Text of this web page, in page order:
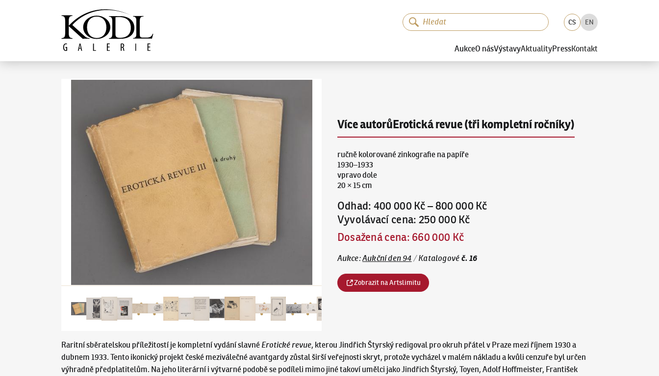
Galerie KODL
CS EN
AukceO násVýstavyAktualityPressKontakt
Více autorůErotická revue (tři kompletní ročníky)
ručně kolorované zinkografie na papíře
1930–1933
vpravo dole
20 × 15 cm
Odhad: 400 000 Kč– 800 000 Kč
Vyvolávací cena: 250 000 Kč
Dosažená cena: 660 000 Kč
Aukce:Aukční den 94 /Katalogové č.16
Zobrazit na Artslimitu
Raritní sběratelskou příležitostí je kompletní vydání slavné Erotické revue, kterou Jindřich Štyrský redigoval pro okruh přátel v Praze mezi říjnem 1930 a
dubnem 1933. Tento ikonický projekt české meziválečné avantgardy zůstal širší veřejnosti skryt, protože vycházel v malém nákladu a kvůli cenzuře byl určen
výhradně předplatitelům. Na jeho literární i výtvarné podobě se podíleli mimo jiné takoví umělci jako Jindřich Štyrský, Toyen, Adolf Hoffmeister, František